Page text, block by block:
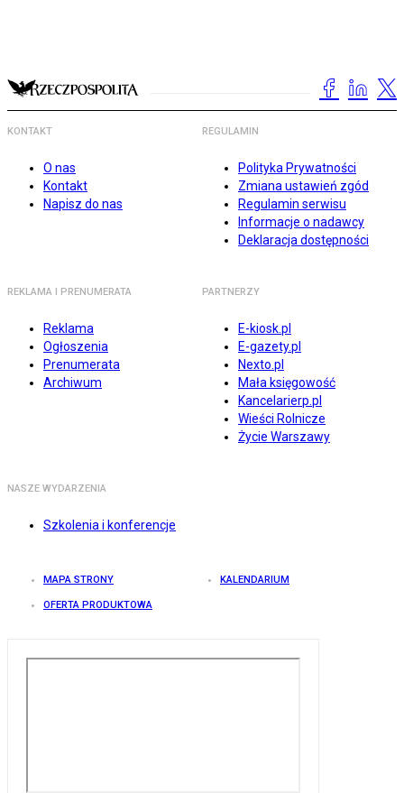
KONTAKT
O nas
Kontakt
Napisz do nas
REGULAMIN
Polityka Prywatności
Zmiana ustawień zgód
Regulamin serwisu
Informacje o nadawcy
Deklaracja dostępności
REKLAMA I PRENUMERATA
Reklama
Ogłoszenia
Prenumerata
Archiwum
PARTNERZY
E-kiosk.pl
E-gazety.pl
Nexto.pl
Mała księgowość
Kancelarierp.pl
Wieści Rolnicze
Życie Warszawy
NASZE WYDARZENIA
Szkolenia i konferencje
MAPA STRONY KALENDARIUM
OFERTA PRODUKTOWA